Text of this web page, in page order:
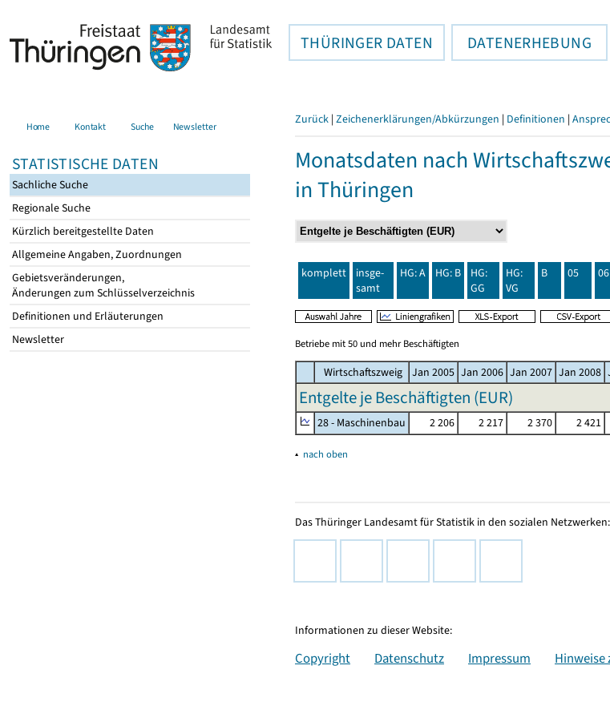
THÜRINGER DATEN DATENERHEBUNG
Home Kontakt Suche Newsletter
STATISTISCHE DATEN
Sachliche Suche
Regionale Suche
Kürzlich bereitgestellte Daten
Allgemeine Angaben, Zuordnungen
Gebietsveränderungen,
Änderungen zum Schlüsselverzeichnis
Definitionen und Erläuterungen
Newsletter
Zurück | Zeichenerklärungen/Abkürzungen | Definitionen |
Monatsdaten nach
in Thüringen
komplett
insge-
samt
HG: A HG: B
HG:
GG
HG:
VG
B 05 06
Betriebe mit 50 und mehr Beschäftigten
Wirtschaftszweig Jan 2005 Jan 2006 Jan 2007 Jan 2008
Entgelte je Beschäftigten (EUR)
28 - Maschinenbau 2 206 2 217 2 370 2 421
▴ nach oben
Das Thüringer Landesamt für Statistik in den sozialen Netzwerken:
Informationen zu dieser Website:
Copyright Datenschutz Impressum